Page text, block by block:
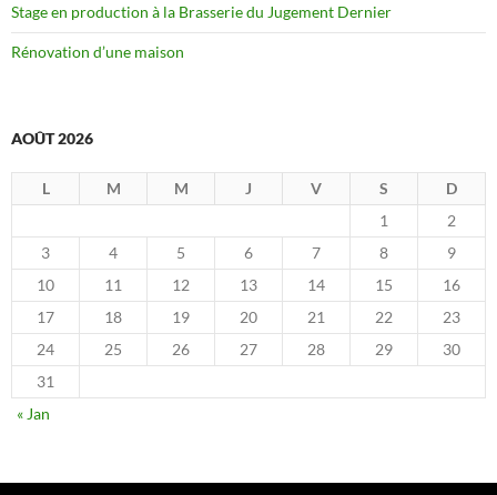
Stage en production à la Brasserie du Jugement Dernier
Rénovation d’une maison
AOÛT 2026
L M M J V S
D
1
2
3
4 5 6 7 8
9
10
11 12 13 14 15
16
17
18 19 20 21 22
23
24
25 26 27 28 29
30
31
« Jan